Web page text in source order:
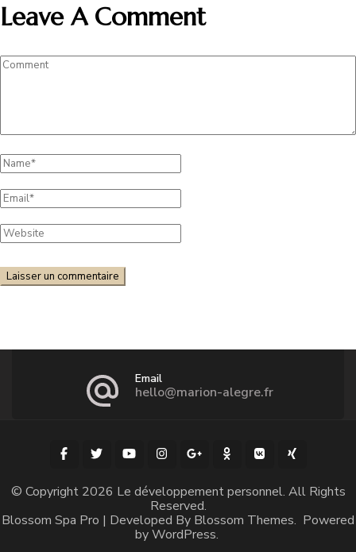
Leave A Comment
Email
hello@marion-alegre.fr
© Copyright 2026 Le développement personnel. All Rights
Reserved.
Blossom Spa Pro | Developed By Blossom Themes. Powered
byWordPress.